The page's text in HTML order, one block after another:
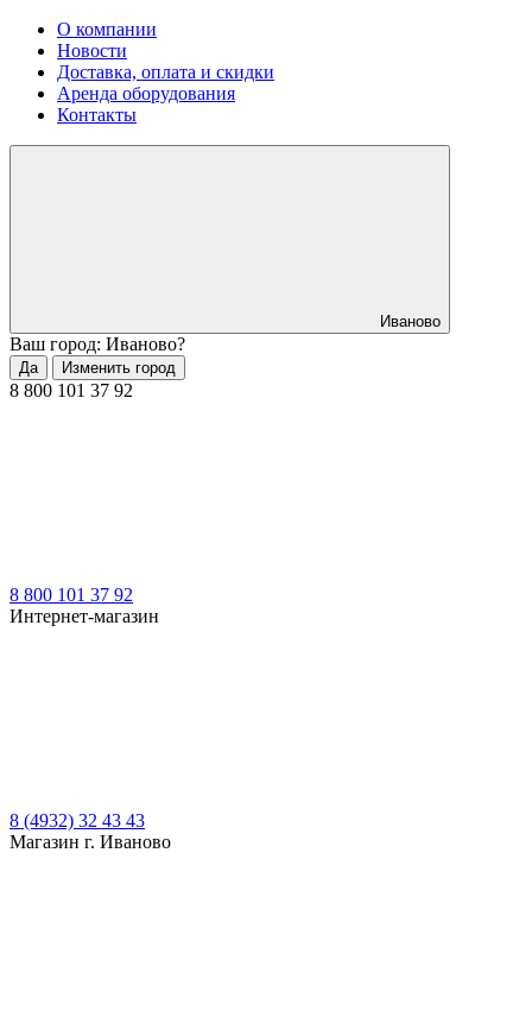
О компании
Новости
Доставка, оплата и скидки
Аренда оборудования
Контакты
Иваново
Ваш город: Иваново?
Да Изменить город
8 800 101 37 92
8 800 101 37 92
Интернет-магазин
8 (4932) 32 43 43
Магазин г. Иваново